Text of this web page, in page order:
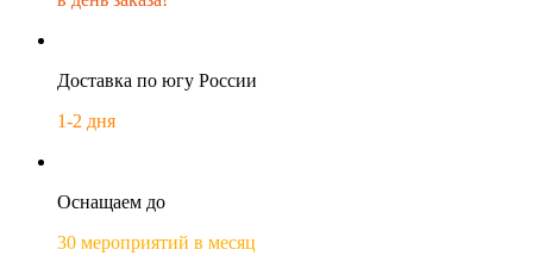
Доставка по югу России
1-2 дня
Оснащаем до
30 мероприятий в месяц